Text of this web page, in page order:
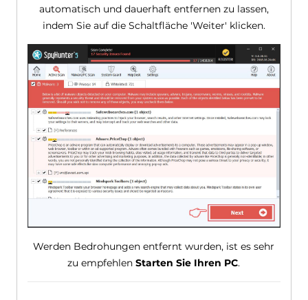
automatisch und dauerhaft entfernen zu lassen,
indem Sie auf die Schaltfläche 'Weiter' klicken.
Werden Bedrohungen entfernt wurden, ist es sehr
zu empfehlenStarten Sie Ihren PC.